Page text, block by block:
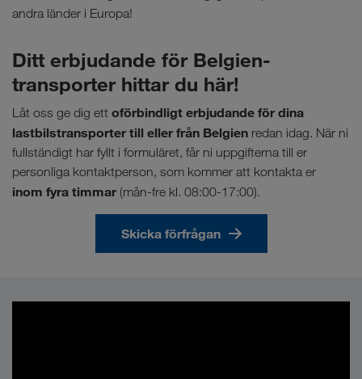
andra länder i Europa!
Ditt erbjudande för Belgien-
transporter hittar du här!
Låt oss ge dig ett oförbindligt erbjudande för dina
lastbilstransporter till eller från Belgien redan idag. När ni
fullständigt har fyllt i formuläret, får ni uppgifterna till er
personliga kontaktperson, som kommer att kontakta er
inom fyra timmar (mån-fre kl. 08:00-17:00).
Skicka förfrågan